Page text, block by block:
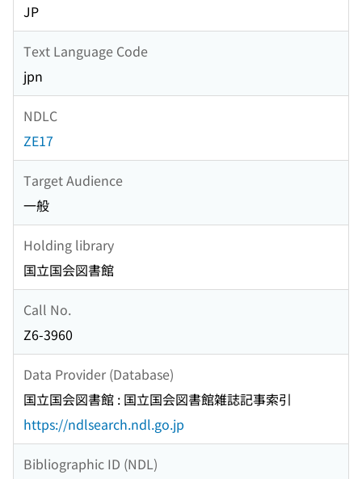
JP
Text Language Code
jpn
NDLC
ZE17
Target Audience
一般
Holding library
国立国会図書館
Call No.
Z6-3960
Data Provider (Database)
国立国会図書館 : 国立国会図書館雑誌記事索引
https://ndlsearch.ndl.go.jp
Bibliographic ID (NDL)